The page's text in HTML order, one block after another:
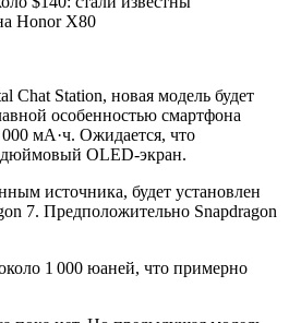
Chat Station, новая модель будет
особенностью смартфона
000 мА·ч. Ожидается, что
дюймовый OLED-экран.
источника, будет установлен
7. Предположительно Snapdragon
1 000 юаней, что примерно